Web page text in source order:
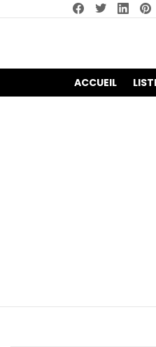
facebooktwitterlinkedin
ACCUEIL